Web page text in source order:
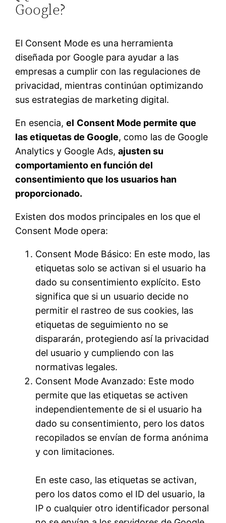
Google?
El Consent Mode es una herramienta
diseñada por Google para ayudar a las
empresas a cumplir con las regulaciones de
privacidad, mientras continúan optimizando
sus estrategias de marketing digital.
En esencia,el Consent Mode permite que
las etiquetas de Google, como las de Google
Analytics y Google Ads,ajusten su
comportamiento en función del
consentimiento que los usuarios han
proporcionado.
Existen dos modos principales en los que el
Consent Mode opera:
Consent Mode Básico: En este modo, las
etiquetas solo se activan si el usuario ha
dado su consentimiento explícito. Esto
significa que si un usuario decide no
permitir el rastreo de sus cookies, las
etiquetas de seguimiento no se
dispararán, protegiendo así la privacidad
del usuario y cumpliendo con las
normativas legales.
Consent Mode Avanzado: Este modo
permite que las etiquetas se activen
independientemente de si el usuario ha
dado su consentimiento, pero los datos
recopilados se envían de forma anónima
y con limitaciones.
En este caso, las etiquetas se activan,
pero los datos como el ID del usuario, la
IP o cualquier otro identificador personal